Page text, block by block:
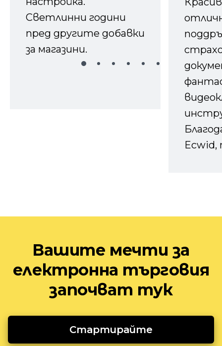
Светлинни години
пред другите добавки
за магазини.
Ecwid,
Вашите мечти за
електронна търговия
започват тук
Стартирайте